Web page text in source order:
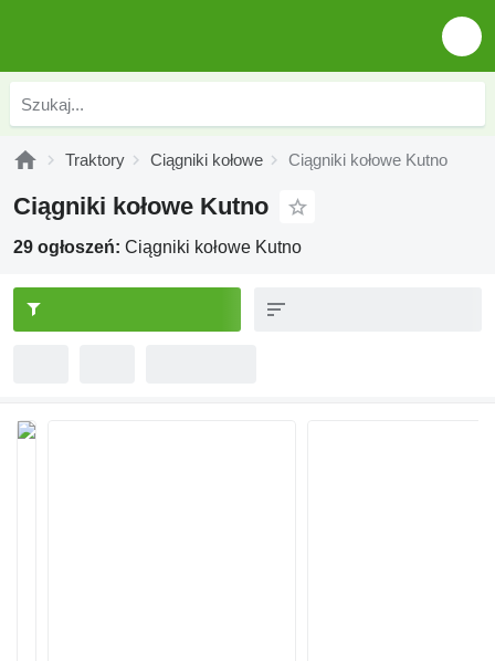
Traktory Ciągniki kołowe Ciągniki kołowe Kutno
Ciągniki kołowe Kutno
29 ogłoszeń: Ciągniki kołowe Kutno